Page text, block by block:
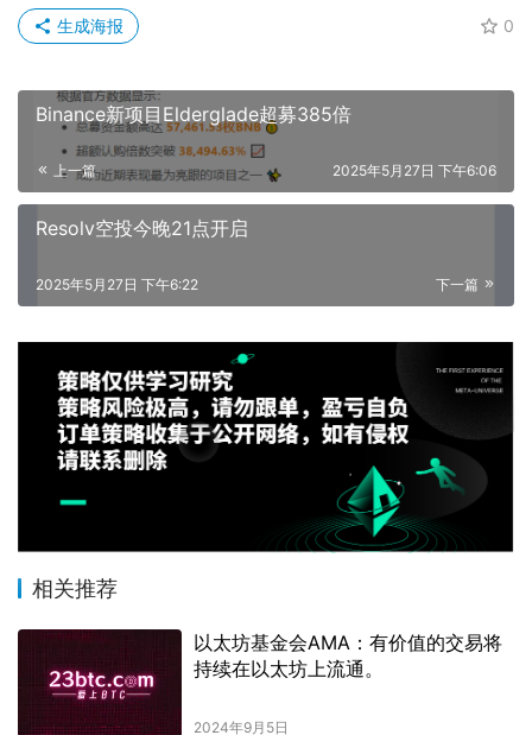
0
生成海报
Binance新项目Elderglade超募385倍
上一篇 2025年5月27日 下午6:06
Resolv空投今晚21点开启
下一篇
2025年5月27日 下午6:22
相关推荐
以太坊基金会AMA：有价值的交易将
持续在以太坊上流通。
2024年9月5日